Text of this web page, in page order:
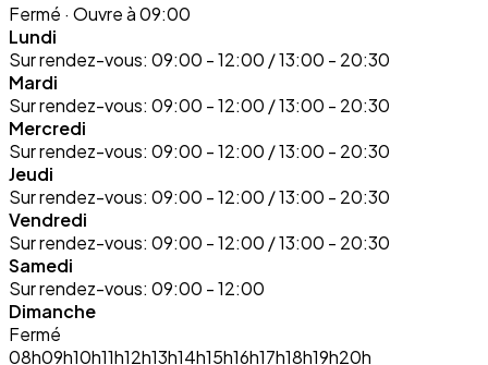
Fermé · Ouvre à 09:00
Lundi
Sur rendez-vous: 09:00 - 12:00 / 13:00 - 20:30
Mardi
Sur rendez-vous: 09:00 - 12:00 / 13:00 - 20:30
Mercredi
Sur rendez-vous: 09:00 - 12:00 / 13:00 - 20:30
Jeudi
Sur rendez-vous: 09:00 - 12:00 / 13:00 - 20:30
Vendredi
Sur rendez-vous: 09:00 - 12:00 / 13:00 - 20:30
Samedi
Sur rendez-vous: 09:00 - 12:00
Dimanche
Fermé
08h09h10h11h12h13h14h15h16h17h18h19h20h